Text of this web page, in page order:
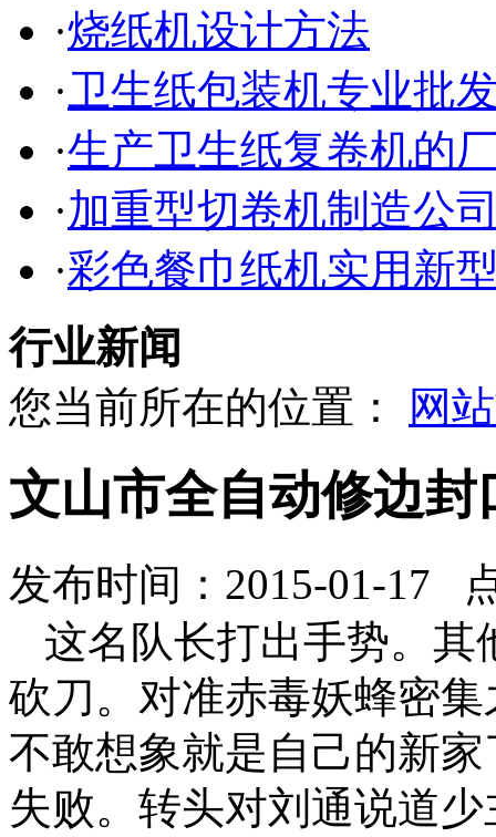
·烧纸机设计方法
·卫生纸包装机专业批
·生产卫生纸复卷机的
·加重型切卷机制造公
·彩色餐巾纸机实用新
行业新闻
您当前所在的位置：
网
文山市全自动修边封
发布时间：2015-01-17
这名队长打出手势。其
砍刀。对准赤毒妖蜂密
不敢想象就是自己的新
失败。转头对刘通说道